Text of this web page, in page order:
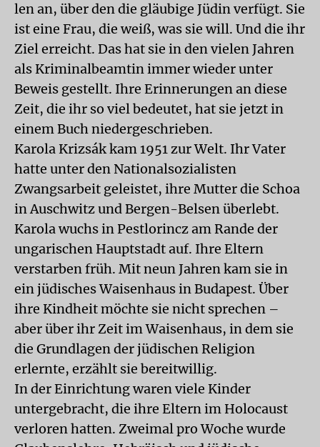
len an, über den die gläubige Jüdin verfügt. Sie
ist eine Frau, die weiß, was sie will. Und die ihr
Ziel erreicht. Das hat sie in den vielen Jahren
als Kriminalbeamtin immer wieder unter
Beweis gestellt. Ihre Erinnerungen an diese
Zeit, die ihr so viel bedeutet, hat sie jetzt in
einem Buch niedergeschrieben.
Karola Krizsák kam 1951 zur Welt. Ihr Vater
hatte unter den Nationalsozialisten
Zwangsarbeit geleistet, ihre Mutter die Schoa
in Auschwitz und Bergen-Belsen überlebt.
Karola wuchs in Pestlorincz am Rande der
ungarischen Hauptstadt auf. Ihre Eltern
verstarben früh. Mit neun Jahren kam sie in
ein jüdisches Waisenhaus in Budapest. Über
ihre Kindheit möchte sie nicht sprechen –
aber über ihr Zeit im Waisenhaus, in dem sie
die Grundlagen der jüdischen Religion
erlernte, erzählt sie bereitwillig.
In der Einrichtung waren viele Kinder
untergebracht, die ihre Eltern im Holocaust
verloren hatten. Zweimal pro Woche wurde